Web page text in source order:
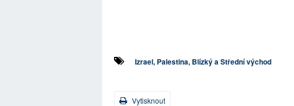
Izrael, Palestina, Blízký a Střední východ
Vytisknout